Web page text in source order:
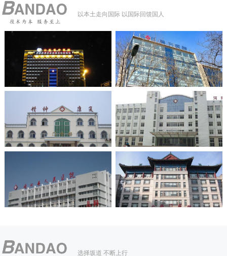
以本土走向国际 以国际回馈国人
选择坂道 不断上行